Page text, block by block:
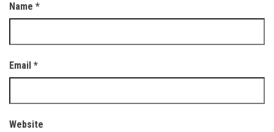
Name *
Email *
Website